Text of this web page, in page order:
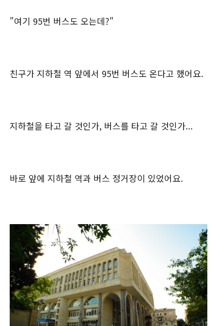
"여기 95번 버스도 오는데?"
친구가 지하철 역 앞에서 95번 버스도 온다고 했어요.
지하철을 타고 갈 것인가, 버스를 타고 갈 것인가...
바로 앞에 지하철 역과 버스 정거장이 있었어요.